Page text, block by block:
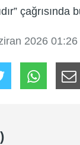
çağrısında
2026 01:26